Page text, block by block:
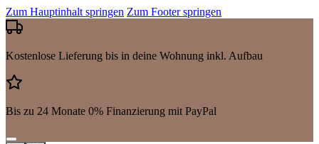
Zum Hauptinhalt springen Zum Footer springen
Kostenlose Lieferung bis in deine Wohnung inkl. Aufbau
Bis zu 24 Monate 0% Finanzierung mit PayPal